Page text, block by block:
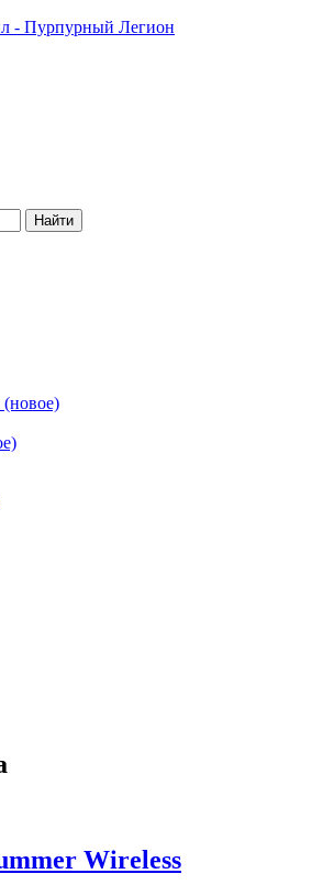
Найти
Wireless